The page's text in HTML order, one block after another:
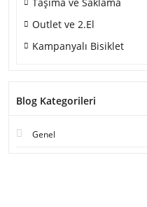
Outlet ve 2.El
Kampanyalı Bisiklet
Blog Kategorileri
Genel